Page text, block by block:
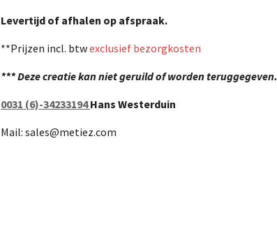
Levertijd of afhalen op afspraak.
**Prijzen incl. btwexclusief bezorgkosten
***Deze creatie kan niet geruild of worden teruggegeven.
0031 (6)-34233194Hans Westerduin
Mail: sales@metiez.com